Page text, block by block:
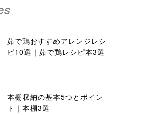
茹で鶏おすすめアレンジレシ
ピ10選｜茹で鶏レシピ本3選
本棚収納の基本5つとポイン
ト｜本棚3選